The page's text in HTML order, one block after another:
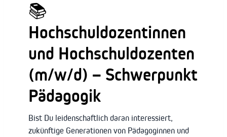
📚
Hochschuldozentinnen
und Hochschuldozenten
(m/w/d) – Schwerpunkt
Pädagogik
Bist Du leidenschaftlich daran interessiert,
zukünftige Generationen von Pädagoginnen und